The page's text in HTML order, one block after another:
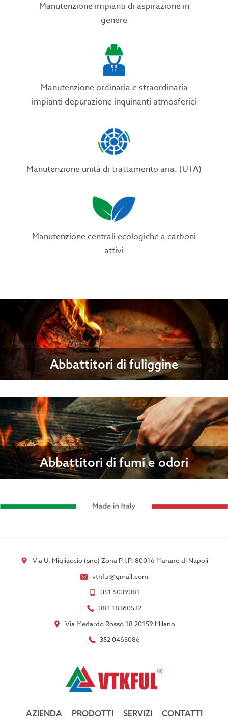
Manutenzione impianti di aspirazione in
genere
Manutenzione ordinaria e straordinaria
impianti depurazione inquinanti atmosferici
Manutenzione unità di trattamento aria. (UTA)
Manutenzione centrali ecologiche a carboni
attivi
Abbattitori di fuliggine
Abbattitori di fumi e odori
Via U. Migliaccio (snc) Zona P.I.P. 80016 Marano di Napoli
vthful@gmail.com
351 5039081
081 18360532
Via Medardo Rosso 18 20159 Milano
352 0463086
AZIENDA PRODOTTI SERVIZI CONTATTI